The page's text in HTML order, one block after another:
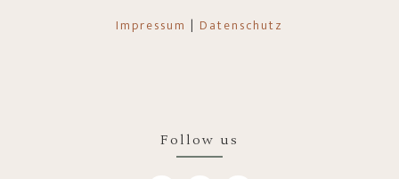
Impressum | Datenschutz
Follow us